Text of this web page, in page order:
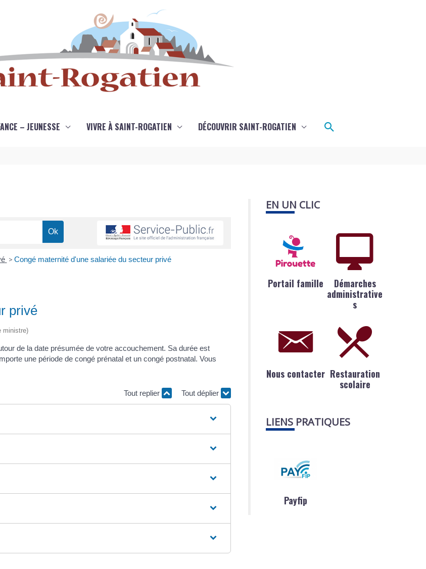
– JEUNESSE VIVRE À SAINT-ROGATIEN DÉCOUVRIR SAINT-ROGATIEN Rechercher
> Congé maternité d'une salariée du secteur privé
privé
ministre)
de la date présumée de votre accouchement. Sa durée est
une période de congé prénatal et un congé postnatal. Vous
Tout replier Tout déplier
EN UN CLIC
Portail famille
Démarches
administrative
s
Nous contacter Restauration
scolaire
LIENS PRATIQUES
Payfip